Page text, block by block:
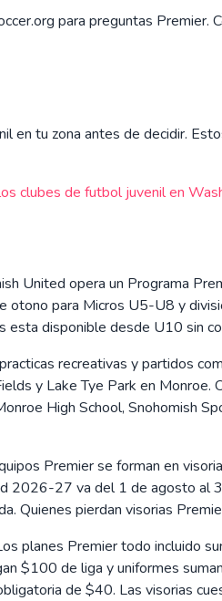
para preguntas Premier.
en tu zona antes de decidir.
clubes de futbol juvenil en
United opera un Programa
para Micros U5-U8 y
disponible desde U10 sin
recreativas y partidos
y Lake Tye Park en
High School, Snohomish
Premier se forman en
2026-27 va del 1 de agosto
Quienes pierdan visorias
planes Premier todo incluido
$100 de liga y uniformes
de $40. Las visorias